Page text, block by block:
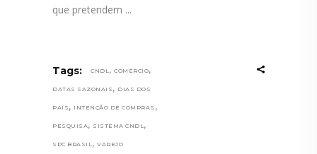
que pretendem
Tags: CNDL, COMÉRCIO,
DATAS SAZONAIS , DIAS DOS
PAIS , INTENÇÃO DE COMPRAS ,
PESQUISA, SISTEMA CNDL,
SPC BRASIL, VAREJO